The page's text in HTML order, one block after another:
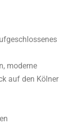
moderne
auf den Kölner